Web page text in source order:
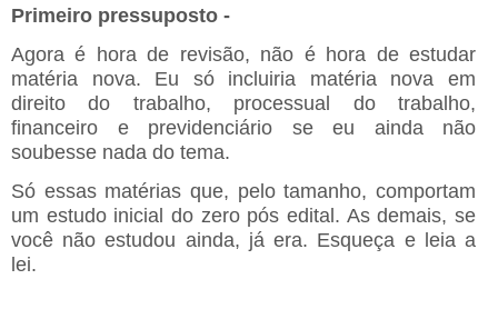
Primeiro pressuposto -
Agora é hora de revisão, não é hora de estudar
matéria nova. Eu só incluiria matéria nova em
direito do trabalho, processual do trabalho,
financeiro e previdenciário se eu ainda não
soubesse nada do tema.
Só essas matérias que, pelo tamanho, comportam
um estudo inicial do zero pós edital. As demais, se
você não estudou ainda, já era. Esqueça e leia a
lei.